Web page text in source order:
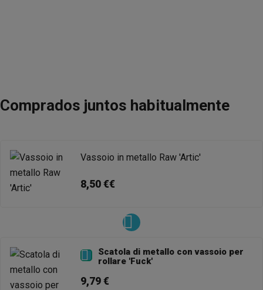
Comprados juntos habitualmente
Vassoio in metallo Raw 'Artic'
8,50 €€

Scatola di metallo con vassoio per
rollare 'Fuck'
9,79 €